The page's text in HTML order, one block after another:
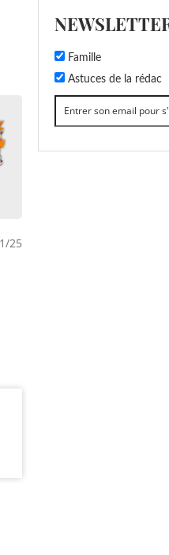
25
Famille
Astuces de la rédac